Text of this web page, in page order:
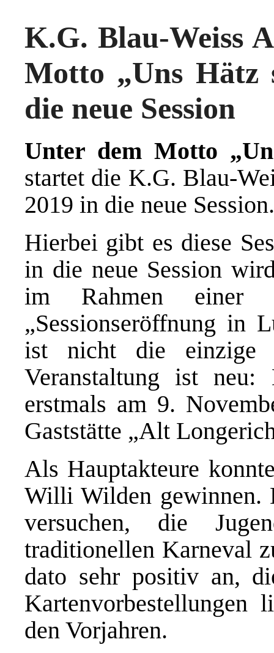
K.G. Blau-Weiss
Motto „Uns
die neue Session
Unter dem Motto
startet die K.G. Blau-
2019 in die neue Session.
Hierbei gibt es diese
in die neue Session
im Rahmen einer
„Sessionseröffnung in
ist nicht die einzige
Veranstaltung ist neu:
erstmals am 9.
Gaststätte „Alt
Als Hauptakteure
Willi Wilden gewinnen.
versuchen, die
traditionellen Karneval
dato sehr positiv an,
den Vorjahren.